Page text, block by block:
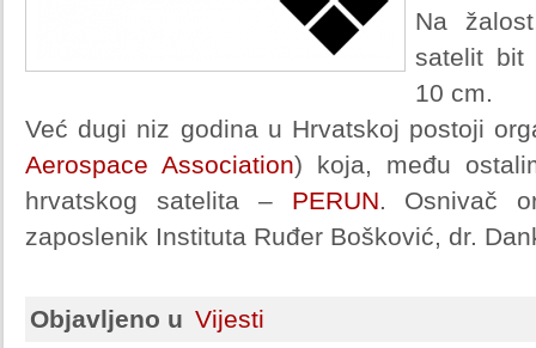
Na
satelit bit
10 cm.
Već dugi niz godina u Hrvatskoj postoji
Aerospace Association) koja, među
hrvatskog satelita – PERUN. Osnivač
zaposlenik Instituta Ruđer Bošković, dr.
Objavljeno u Vijesti